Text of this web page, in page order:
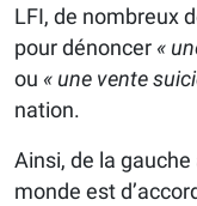
LFI, de nombreux
pour dénoncer «
ou « une vente
nation.
Ainsi, de la
monde est